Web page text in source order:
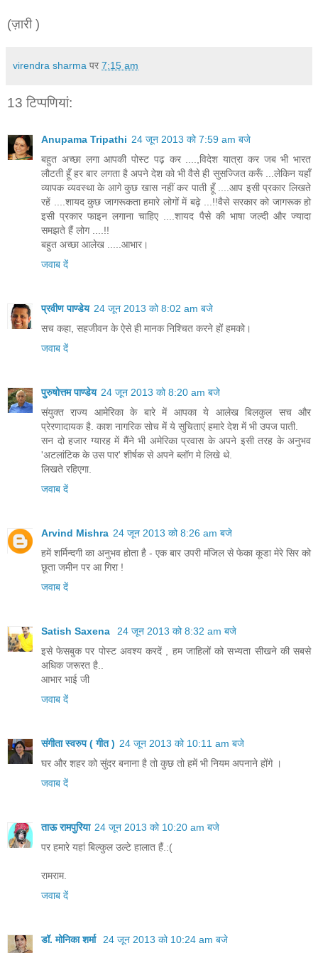
(ज़ारी )
virendra sharma पर 7:15 am
13 टिप्‍पणियां:
Anupama Tripathi 24 जून 2013 को 7:59 am बजे
बहुत अच्छा लगा आपकी पोस्ट पढ़ कर ....,विदेश यात्रा कर जब भी भारत
लौटती हूँ हर बार लगता है अपने देश को भी वैसे ही सुसज्जित करूँ ...लेकिन यहाँ
व्यापक व्यवस्था के आगे कुछ खास नहीं कर पाती हूँ ....आप इसी प्रकार लिखते
रहें ....शायद कुछ जागरूकता हमारे लोगों में बढ़े ...!!वैसे सरकार को जागरूक हो
इसी प्रकार फाइन लगाना चाहिए ....शायद पैसे की भाषा जल्दी और ज्यादा
समझते हैं लोग ....!!
बहुत अच्छा आलेख .....आभार।
जवाब दें
प्रवीण पाण्डेय 24 जून 2013 को 8:02 am बजे
सच कहा, सहजीवन के ऐसे ही मानक निश्चित करने हों हमको।
जवाब दें
पुरुषोत्तम पाण्डेय 24 जून 2013 को 8:20 am बजे
संयुक्त राज्य आमेरिका के बारे में आपका ये आलेख बिलकुल सच और
प्रेरणादायक है. काश नागरिक सोच में ये सुचिताएं हमारे देश में भी उपज पाती.
सन दो हजार ग्यारह में मैंने भी अमेरिका प्रवास के अपने इसी तरह के अनुभव
'अटलांटिक के उस पार' शीर्षक से अपने ब्लॉग मे लिखे थे.
लिखते रहिएगा.
जवाब दें
Arvind Mishra 24 जून 2013 को 8:26 am बजे
हमें शर्मिन्दगी का अनुभव होता है - एक बार उपरी मंजिल से फेका कूडा मेरे सिर को
छूता जमीन पर आ गिरा !
जवाब दें
Satish Saxena
24 जून 2013 को 8:32 am बजे
इसे फेसबुक पर पोस्ट अवश्य करदें , हम जाहिलों को सभ्यता सीखने की सबसे
अधिक जरूरत है..
आभार भाई जी
जवाब दें
संगीता स्वरुप ( गीत ) 24 जून 2013 को 10:11 am बजे
घर और शहर को सुंदर बनाना है तो कुछ तो हमें भी नियम अपनाने होंगे ।
जवाब दें
ताऊ रामपुरिया 24 जून 2013 को 10:20 am बजे
पर हमारे यहां बिल्कुल उल्टे हालात हैं.:(
रामराम.
जवाब दें
डॉ. मोनिका शर्मा
24 जून 2013 को 10:24 am बजे